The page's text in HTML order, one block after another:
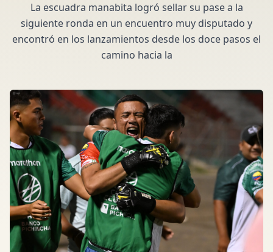
La escuadra manabita logró sellar su pase a la
siguiente ronda en un encuentro muy disputado y
encontró en los lanzamientos desde los doce pasos el
camino hacia la